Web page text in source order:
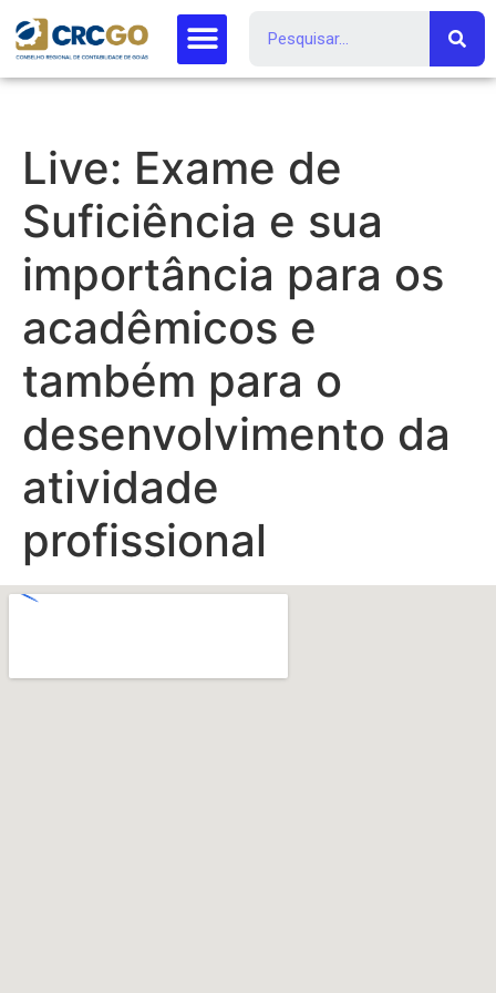
Live: Exame de
Suficiência e sua
importância para os
acadêmicos e
também para o
desenvolvimento da
atividade
profissional